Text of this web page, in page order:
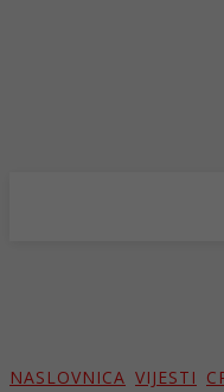
NASLOVNICA VIJESTI